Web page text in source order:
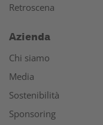
Retroscena
Azienda
Chi siamo
Media
Sostenibilità
Sponsoring